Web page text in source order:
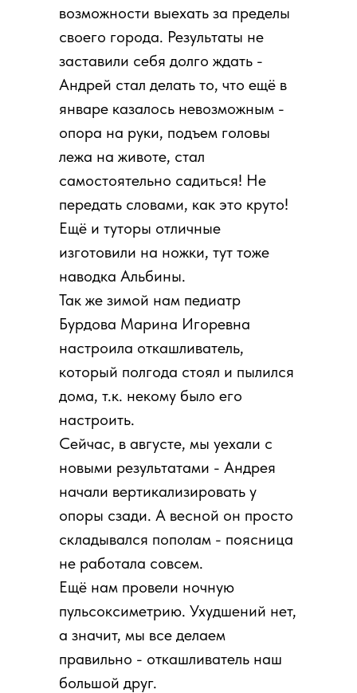
возможности выехать за пределы
своего города. Результаты не
заставили себя долго ждать -
Андрей стал делать то, что ещё в
январе казалось невозможным -
опора на руки, подъем головы
лежа на животе, стал
самостоятельно садиться! Не
передать словами, как это круто!
Ещё и туторы отличные
изготовили на ножки, тут тоже
наводка Альбины.
Так же зимой нам педиатр
Бурдова Марина Игоревна
настроила откашливатель,
который полгода стоял и пылился
дома, т.к. некому было его
настроить.
Сейчас, в августе, мы уехали с
новыми результатами - Андрея
начали вертикализировать у
опоры сзади. А весной он просто
складывался пополам - поясница
не работала совсем.
Ещё нам провели ночную
пульсоксиметрию. Ухудшений нет,
а значит, мы все делаем
правильно - откашливатель наш
большой друг.